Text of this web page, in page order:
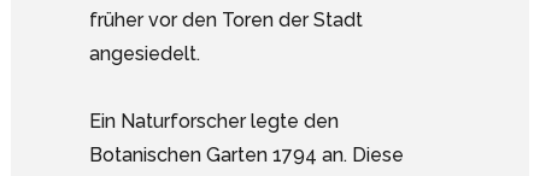
früher vor den Toren der Stadt
angesiedelt.
Ein Naturforscher legte den
Botanischen Garten 1794 an. Diese